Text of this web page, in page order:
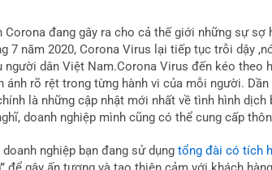
Corona đang gây ra cho cả thế giới những sự
7 năm 2020, Corona Virus lại tiếp tục trỗi dậy
người dân Việt Nam.Corona Virus đến kéo theo
ánh rõ rệt trong từng hành vi của mỗi người.
là những cập nhật mới nhất về tình hình
doanh nghiệp mình cũng có thể cung cấp
doanh nghiệp bạn đang sử dụngtổng đài có tích